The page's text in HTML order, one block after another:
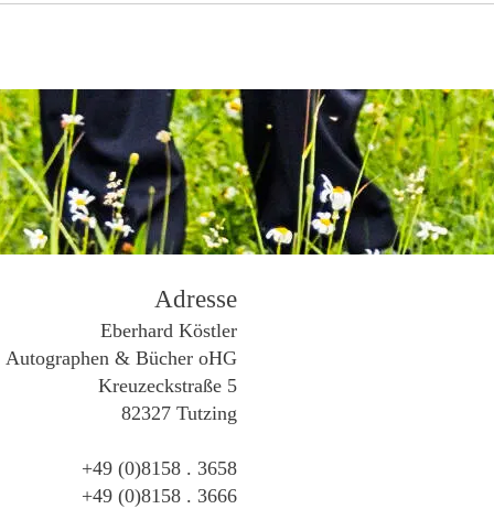
Adresse
Eberhard Köstler
Autographen & Bücher oHG
Kreuzeckstraße 5
82327 Tutzing
+49 (0)8158 . 3658
+49 (0)8158 . 3666